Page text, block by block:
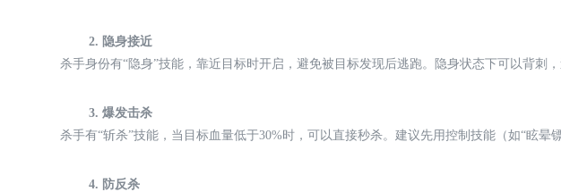
2. 隐身接近
杀手身份有“隐身”技能，靠近目标时开启，避免被目标发现后逃跑。隐身状态下可以背刺，
3. 爆发击杀
杀手有“斩杀”技能，当目标血量低于30%时，可以直接秒杀。建议先用控制技能（如“眩晕
4. 防反杀